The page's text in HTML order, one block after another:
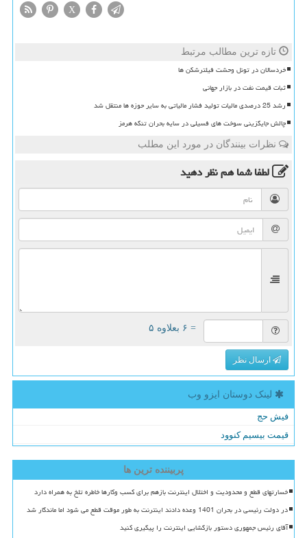
X
تازه ترین مطالب مرتبط
خردسالان در تونل وحشت فیلترشکن ها
ثبات قیمت نفت در بازار جهانی
رشد 25 درصدی مالیات تولید فشار مالیاتی به سایر حوزه ها منتقل شد
چالش جایگزینی سوخت های فسیلی در سایه بحران تنگه هرمز
نظرات بینندگان در مورد این مطلب
لطفا شما همنظر دهید
= ۶ بعلاوه ۵
ارسال نظر
لینک دوستان ایزو وب
فیش حج
قیمت بیسیم کنوود
پربیننده ترین ها
خسارتهای قطع و محدودیت و اختلال اینترنت بازهم برای کسب وکارها خاطره تلخ به همراه دارد
در دولت رئیسی در بحران 1401 وعده دادند اینترنت به طور موقت قطع می شود اما ماندگار شد
آقای رئیس جمهوری دستور بازگشایی اینترنت را پیگیری کنید